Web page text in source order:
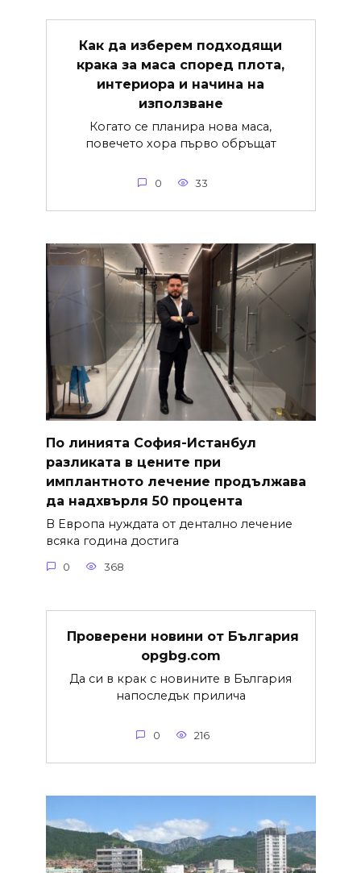
Как да изберем подходящи
крака за маса според плота,
интериора и начина на
използване
Когато се планира нова маса,
повечето хора първо обръщат
0 33
По линията София-Истанбул
разликата в цените при
имплантното лечение продължава
да надхвърля 50 процента
В Европа нуждата от дентално лечение
всяка година достига
0 368
Проверени новини от България
opgbg.com
Да си в крак с новините в България
напоследък прилича
0 216